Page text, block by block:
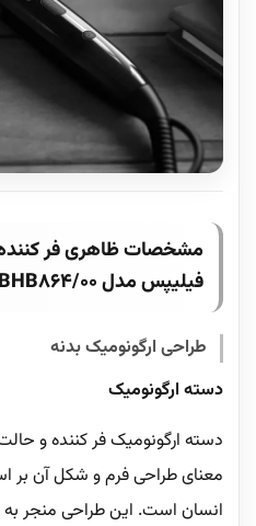
مشخصات ظاهری فر
فیلیپس مدل BHB864/00
طراحی ارگونومیک بدنه
دسته ارگونومیک
معنای طراحی فرم و شکل آن
انسان است. این طراحی منجر به